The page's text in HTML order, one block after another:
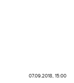
07.09.2018, 15:00